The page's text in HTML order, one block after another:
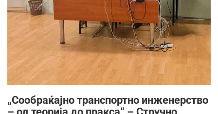
„Сообраќајно транспортно инженерство